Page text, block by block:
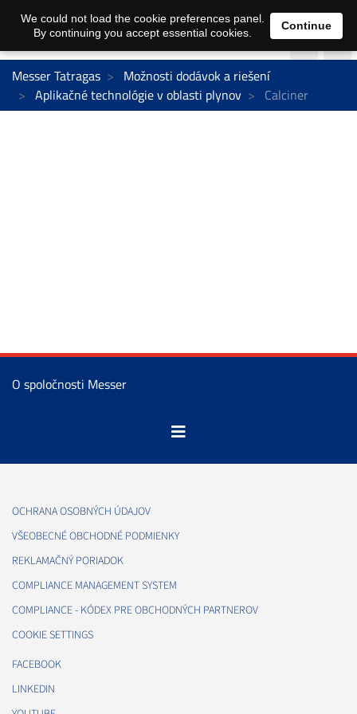
Messer Tatragas
Možnosti dodávok a riešení
Aplikačné technológie v oblasti plynov
Calciner
O spoločnosti Messer
OCHRANA OSOBNÝCH ÚDAJOV
VŠEOBECNÉ OBCHODNÉ PODMIENKY
REKLAMAČNÝ PORIADOK
COMPLIANCE MANAGEMENT SYSTEM
COMPLIANCE - KÓDEX PRE OBCHODNÝCH PARTNEROV
COOKIE SETTINGS
FACEBOOK
LINKEDIN
We could not load the cookie preferences panel.
By continuing you accept essential cookies.
Continue